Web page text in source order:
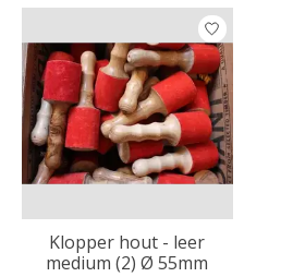
Klopper hout - leer
medium (2) Ø 55mm